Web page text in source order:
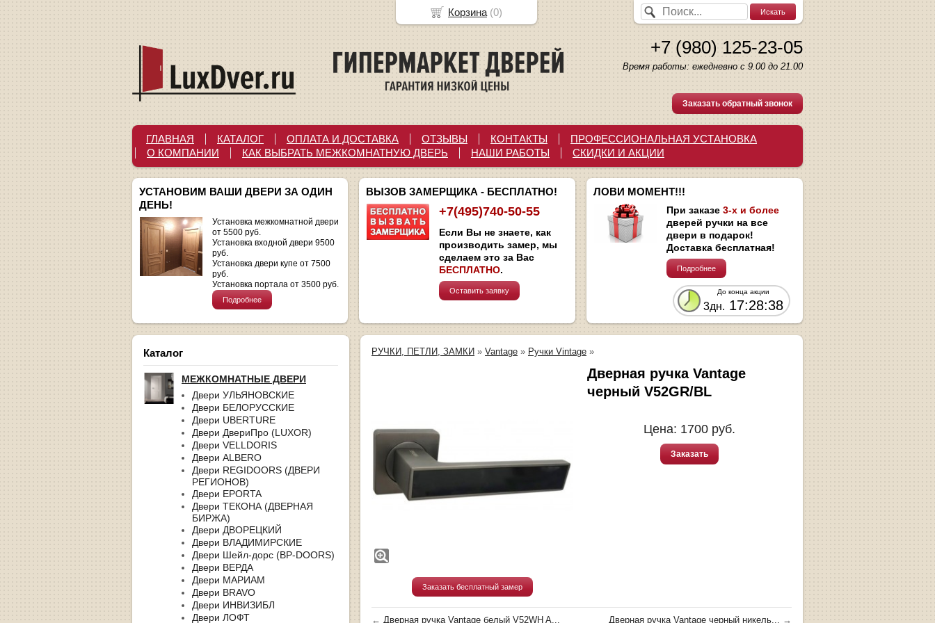
+7 (980) 125-23-05
Время работы: ежедневно с 9.00 до 21.00
Заказать обратный звонок
ГЛАВНАЯ КАТАЛОГ ОПЛАТА И ДОСТАВКА ОТЗЫВЫ КОНТАКТЫ
ПРОФЕССИОНАЛЬНАЯ УСТАНОВКА
О КОМПАНИИ
КАК ВЫБРАТЬ МЕЖКОМНАТНУЮ ДВЕРЬ НАШИ РАБОТЫ СКИДКИ И АКЦИИ
УСТАНОВИМ ВАШИ ДВЕРИ ЗА ОДИН
ДЕНЬ!
Установка межкомнатной двери
от 5500 руб.
Установка входной двери 9500
руб.
Установка двери купе от 7500
руб.
Установка портала от 3500 руб.
Подробнее
ВЫЗОВ ЗАМЕРЩИКА - БЕСПЛАТНО!
+7(495)740-50-55
Если Вы не знаете, как
производить замер, мы
сделаем это за Вас
БЕСПЛАТНО.
Оставить заявку
ЛОВИ МОМЕНТ!!!
При заказе 3-х и более
дверей ручки на все
двери в подарок!
Доставка бесплатная!
Подробнее
До конца акции
3дн. 17:28:37
Каталог
МЕЖКОМНАТНЫЕ ДВЕРИ
Двери УЛЬЯНОВСКИЕ
Двери БЕЛОРУССКИЕ
Двери UBERTURE
Двери ДвериПро (LUXOR)
Двери VELLDORIS
Двери ALBERO
Двери REGIDOORS (ДВЕРИ
РЕГИОНОВ)
Двери EPORTA
Двери ТЕКОНА (ДВЕРНАЯ
БИРЖА)
Двери ДВОРЕЦКИЙ
Двери ВЛАДИМИРСКИЕ
Двери Шейл-дорс (BP-DOORS)
Двери ВЕРДА
Двери МАРИАМ
Двери BRAVO
Двери ИНВИЗИБЛ
Двери ЛОФТ
РУЧКИ, ПЕТЛИ, ЗАМКИ » Vantage » Ручки Vintage »
Заказать бесплатный замер
Дверная ручка Vantage
черный V52GR/BL
Цена: 1700 руб.
Заказать
← Дверная ручка Vantage белый V52WH A... Дверная ручка Vantage черный никель... →
Корзина (0)